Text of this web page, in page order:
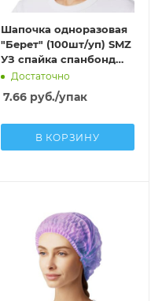
Шапочка одноразовая
"Берет" (100шт/уп) SMZ
УЗ спайка спанбонд
(10г/м2) белый
Достаточно
7.66руб./упак
В КОРЗИНУ